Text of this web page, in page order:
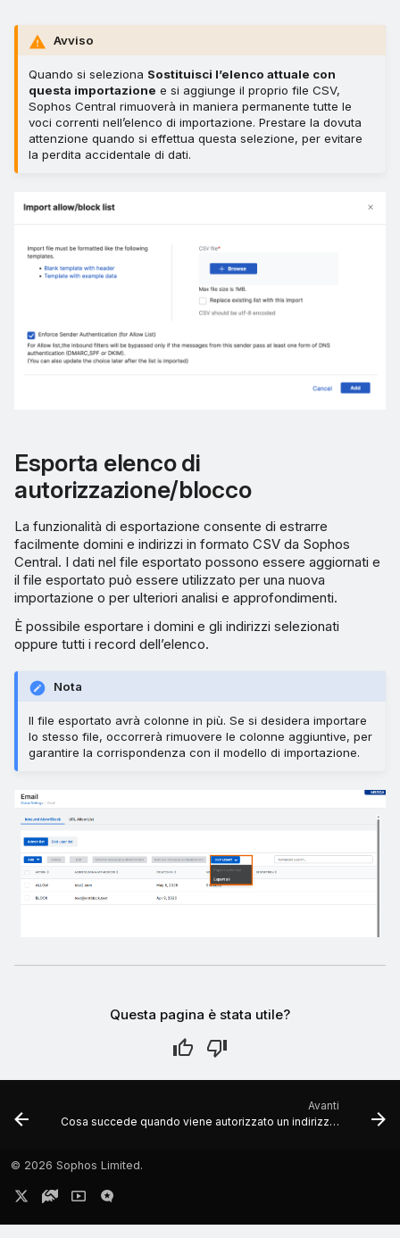
Avviso
Quando si seleziona Sostituisci l’elenco attuale con
questa importazione e si aggiunge il proprio file CSV,
Sophos Central rimuoverà in maniera permanente tutte le
voci correnti nell’elenco di importazione. Prestare la dovuta
attenzione quando si effettua questa selezione, per evitare
la perdita accidentale di dati.
Esporta elenco di
autorizzazione/blocco
La funzionalità di esportazione consente di estrarre
facilmente domini e indirizzi in formato CSV da Sophos
Central. I dati nel file esportato possono essere aggiornati e
il file esportato può essere utilizzato per una nuova
importazione o per ulteriori analisi e approfondimenti.
È possibile esportare i domini e gli indirizzi selezionati
oppure tutti i record dell’elenco.
Nota
Il file esportato avrà colonne in più. Se si desidera importare
lo stesso file, occorrerà rimuovere le colonne aggiuntive, per
garantire la corrispondenza con il modello di importazione.
Questa pagina è stata utile?
Avanti
Cosa succede quando viene autorizzato un indirizzo o un dominio?
© 2026 Sophos Limited.